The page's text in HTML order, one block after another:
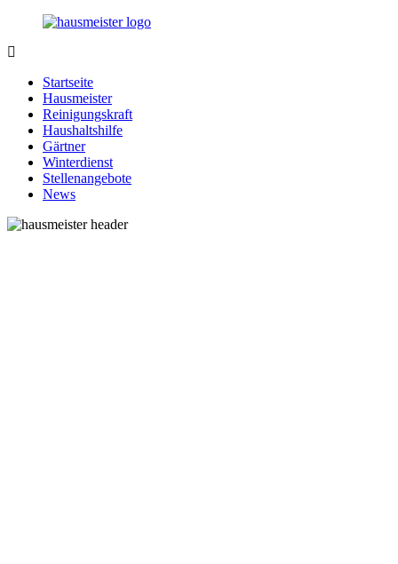
Zurück
Inhalt
Hausmeister.de
rund
Ihren
Haushalt
Startseite
Hausmeister
Reinigungskraft
Haushaltshilfe
Gärtner
Winterdienst
Stellenangebote
News